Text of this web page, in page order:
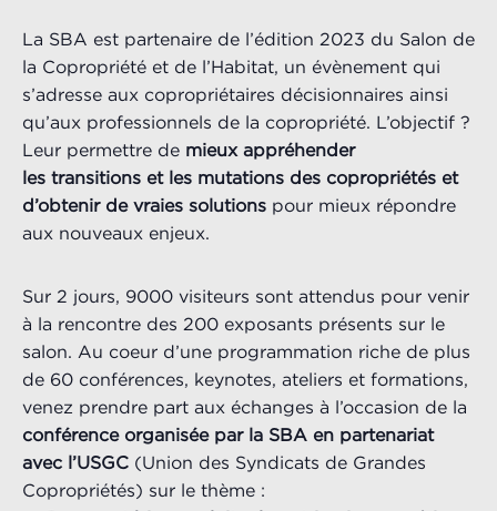
La SBA est partenaire de l’édition 2023 du Salon de
la Copropriété et de l’Habitat, un évènement qui
s’adresse aux copropriétaires décisionnaires ainsi
qu’aux professionnels de la copropriété. L’objectif ?
Leur permettre de mieux appréhender
les transitions et les mutations des copropriétés et
d’obtenir de vraies solutions pour mieux répondre
aux nouveaux enjeux.
Sur 2 jours, 9000 visiteurs sont attendus pour venir
à la rencontre des 200 exposants présents sur le
salon. Au coeur d’une programmation riche de plus
de 60 conférences, keynotes, ateliers et formations,
venez prendre part aux échanges à l’occasion de la
conférence organisée par la SBA en partenariat
avec l’USGC (Union des Syndicats de Grandes
Copropriétés) sur le thème :